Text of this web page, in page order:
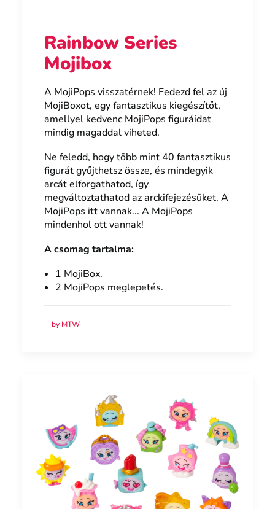
Rainbow Series
Mojibox
A MojiPops visszatérnek! Fedezd fel az új
MojiBoxot, egy fantasztikus kiegészítőt,
amellyel kedvenc MojiPops figuráidat
mindig magaddal viheted.
Ne feledd, hogy több mint 40 fantasztikus
figurát gyűjthetsz össze, és mindegyik
arcát elforgathatod, így
megváltoztathatod az arckifejezésüket. A
MojiPops itt vannak... A MojiPops
mindenhol ott vannak!
A csomag tartalma:
1 MojiBox.
2 MojiPops meglepetés.
by MTW